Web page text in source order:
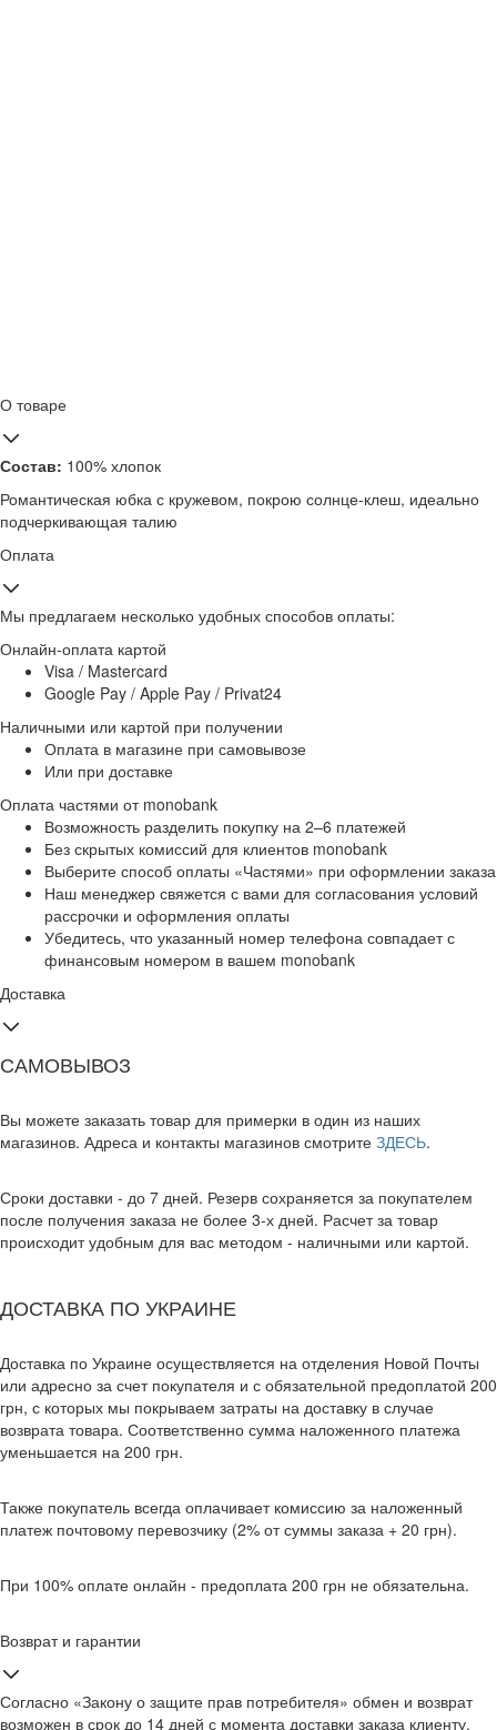
О товаре
Состав: 100% хлопок
Романтическая юбка с кружевом, покрою солнце-клеш, идеально
подчеркивающая талию
Оплата
Мы предлагаем несколько удобных способов оплаты:
Онлайн-оплата картой
Visa / Mastercard
Google Pay / Apple Pay / Privat24
Наличными или картой при получении
Оплата в магазине при самовывозе
Или при доставке
Оплата частями от monobank
Возможность разделить покупку на 2–6 платежей
Без скрытых комиссий для клиентов monobank
Выберите способ оплаты «Частями» при оформлении заказа
Наш менеджер свяжется с вами для согласования условий
рассрочки и оформления оплаты
Убедитесь, что указанный номер телефона совпадает с
финансовым номером в вашем monobank
Доставка
САМОВЫВОЗ
Вы можете заказать товар для примерки в один из наших
магазинов. Адреса и контакты магазинов смотрите ЗДЕСЬ.
Сроки доставки - до 7 дней. Резерв сохраняется за покупателем
после получения заказа не более 3-х дней. Расчет за товар
происходит удобным для вас методом - наличными или картой.
ДОСТАВКА ПО УКРАИНЕ
Доставка по Украине осуществляется на отделения Новой Почты
или адресно за счет покупателя и с обязательной предоплатой 200
грн, с которых мы покрываем затраты на доставку в случае
возврата товара. Соответственно сумма наложенного платежа
уменьшается на 200 грн.
Также покупатель всегда оплачивает комиссию за наложенный
платеж почтовому перевозчику (2% от суммы заказа + 20 грн).
При 100% оплате онлайн - предоплата 200 грн не обязательна.
Возврат и гарантии
Согласно «Закону о защите прав потребителя» обмен и возврат
возможен в срок до 14 дней с момента доставки заказа клиенту.